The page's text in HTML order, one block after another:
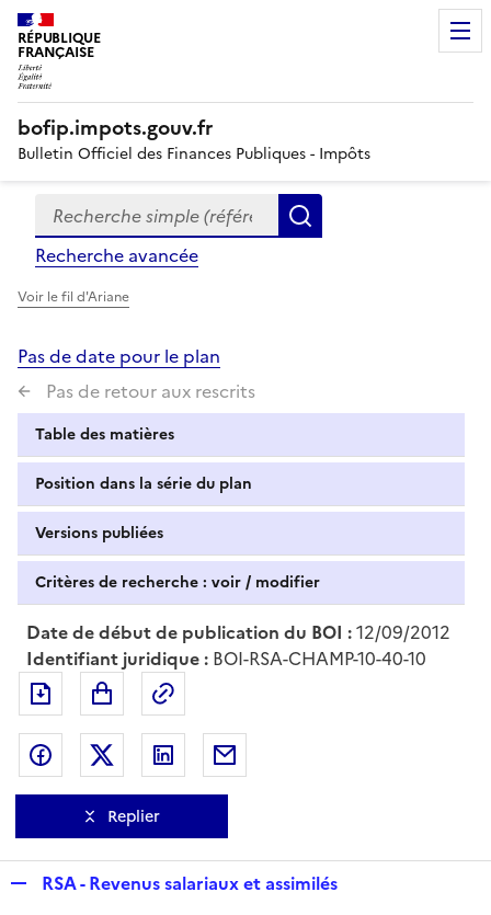
RÉPUBLIQUE
FRANÇAISE
bofip.impots.gouv.fr
Bulletin Officiel des Finances Publiques - Impôts
Formulaire
de
recherche
Recherche simple (références, mots clés, partie du
Recherche avancée
Voir le fil d'Ariane
Pas de date pour le plan
Pas de retour aux rescrits
Table des matières
Position dans la série du plan
Versions publiées
Critères de recherche : voir / modifier
Date de début de publication du BOI :12/09/2012
Identifiant juridique : BOI-RSA-CHAMP-10-40-10
Exporter le document au format pdf
Partager sur Facebook
Partager sur Twitter
Partager sur LinkedIn
Replier
RSA - Revenus salariaux et assimilés